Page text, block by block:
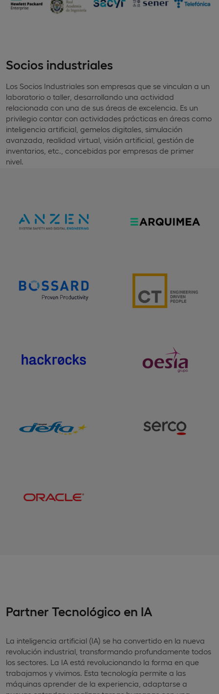
Socios industriales
Los Socios Industriales son empresas que se vinculan a un
laboratorio o taller, desarrollando una actividad
relacionada con una de sus áreas de excelencia. Es un
privilegio contar con actividades prácticas en áreas como
inteligencia artificial, gemelos digitales, simulación
avanzada, realidad virtual, visión artificial, gestión de
inventarios, etc., concebidas por empresas de primer
nivel.
Partner Tecnológico en IA
La inteligencia artificial (IA) se ha convertido en la nueva
revolución industrial, transformando profundamente todos
los sectores. La IA está revolucionando la forma en que
trabajamos y vivimos. Esta tecnología permite a las
máquinas aprender de la experiencia, adaptarse a